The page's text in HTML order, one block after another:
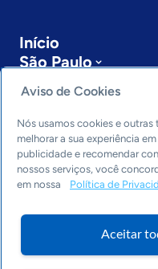
Início
São Paulo
Sobre a ASN
Últimas notícias
Entre em contato
Editorias
Economia &
Inovação &
Cultura
Arquivo
Aviso de Cookies
Nós usamos cookies e
melhorar a sua experiência
publicidade e recomendar
nossos serviços, você
em nossa
Política de
Aceitar